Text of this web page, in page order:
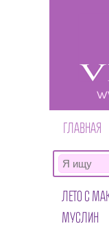
ГЛАВНАЯ
ЛЕТО С
МУСЛИН